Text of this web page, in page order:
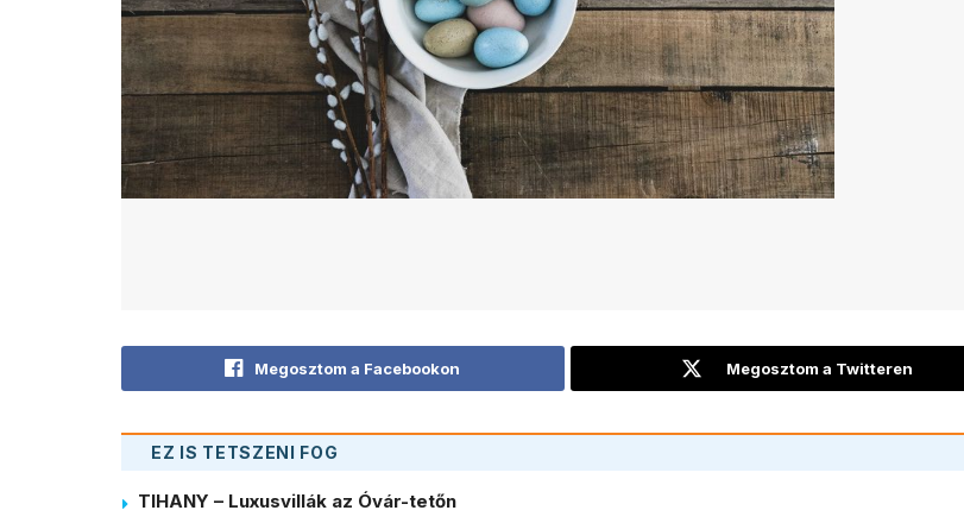
Megosztom a Facebookon Megosztom a Twitteren
EZ IS TETSZENI FOG
TIHANY – Luxusvillák az Óvár-tetőn